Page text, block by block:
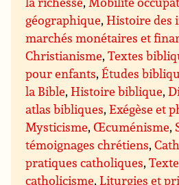
géographique,Histoire des
marchés monétaires et
Christianisme,Textes
pour enfants,Études
la Bible,Histoire biblique,
atlas bibliques,Exégèse et
Mysticisme,Œcuménisme,
témoignages chrétiens,
pratiques catholiques,
catholicisme,Liturgies et